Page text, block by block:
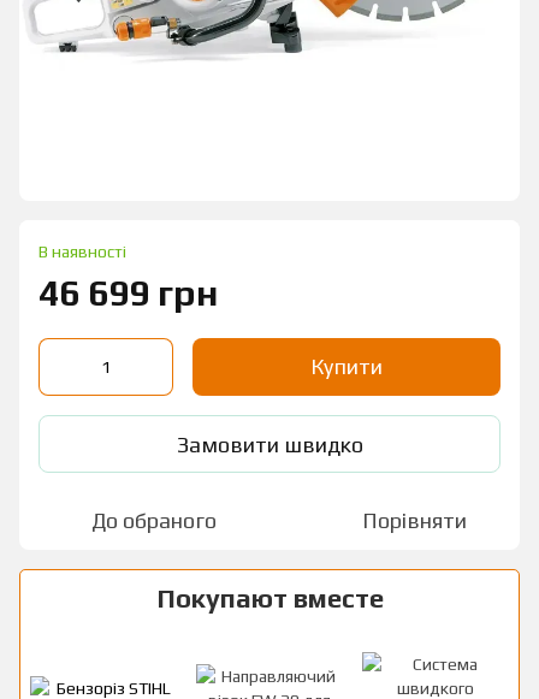
В наявності
46 699 грн
Купити
Замовити швидко
До обраного Порівняти
Покупают вместе